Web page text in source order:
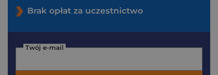
Brak opłat za uczestnictwo
Twój e-mail